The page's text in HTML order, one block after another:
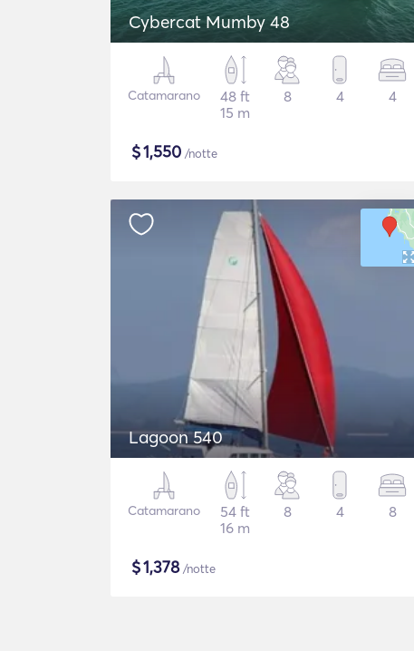
Cybercat Mumby 48
Catamarano
48 ft
15 m
8 4 4
$1,550 /notte
Lagoon 540
Catamarano
54 ft
16 m
8 4 8
$1,378/notte